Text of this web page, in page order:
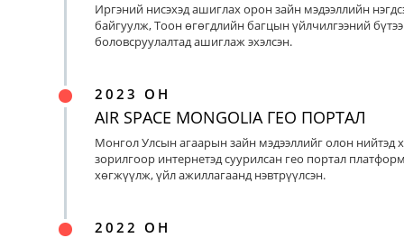
Иргэний нисэхэд ашиглах орон зайн мэдээллийн
байгуулж, Тоон өгөгдлийн багцын үйлчилгээний
боловсруулалтад ашиглаж эхэлсэн.
2023 ОН
AIR SPACE MONGOLIA ГЕО ПОРТАЛ
Монгол Улсын агаарын зайн мэдээллийг олон нийтэд
зорилгоор интернетэд суурилсан гео портал
хөгжүүлж, үйл ажиллагаанд нэвтрүүлсэн.
2022 ОН